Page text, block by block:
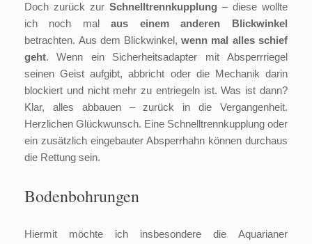
Doch zurück zur Schnelltrennkupplung – diese wollte
ich noch mal aus einem anderen Blickwinkel
betrachten. Aus dem Blickwinkel, wenn mal alles schief
geht. Wenn ein Sicherheitsadapter mit Absperrriegel
seinen Geist aufgibt, abbricht oder die Mechanik darin
blockiert und nicht mehr zu entriegeln ist. Was ist dann?
Klar, alles abbauen – zurück in die Vergangenheit.
Herzlichen Glückwunsch. Eine Schnelltrennkupplung oder
ein zusätzlich eingebauter Absperrhahn können durchaus
die Rettung sein.
Bodenbohrungen
Hiermit möchte ich insbesondere die Aquarianer